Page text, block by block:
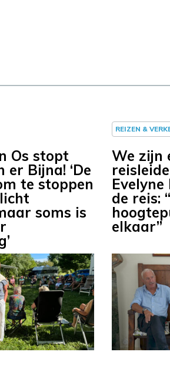
Os stopt
er Bijna! ‘De
te stoppen
soms is
REIZEN &
We zijn
de reis:
elkaar”